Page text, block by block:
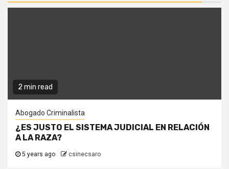
2 min read
Abogado Criminalista
¿ES JUSTO EL SISTEMA JUDICIAL EN RELACIÓN
A LA RAZA?
5 years ago csinecsaro